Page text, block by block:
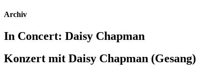
Archiv
In Concert: Daisy Chapman
Konzert mit Daisy Chapman (Gesang)